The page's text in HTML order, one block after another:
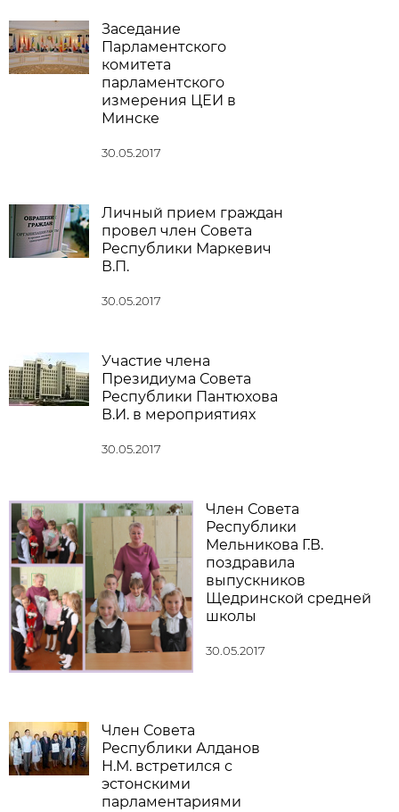
Заседание
Парламентского
комитета
парламентского
измерения ЦЕИ в
Минске
30.05.2017
Личный прием граждан
провел член Совета
Республики Маркевич
В.П.
30.05.2017
Участие члена
Президиума Совета
Республики Пантюхова
В.И. в мероприятиях
30.05.2017
Член Совета
Республики
Мельникова Г.В.
поздравила
выпускников
Щедринской средней
школы
30.05.2017
Член Совета
Республики Алданов
Н.М. встретился с
эстонскими
парламентариями